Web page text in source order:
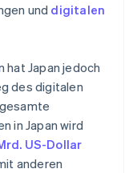
und digitalen
hat Japan jedoch
des digitalen
in Japan wird
US-Dollar
anderen